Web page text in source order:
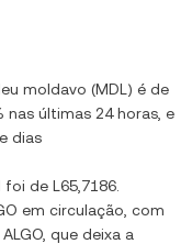
moldavo (MDL ) é de
nas últimas 24 horas, e
dias
foi de L65,7186
em circulação, com
, que deixa a